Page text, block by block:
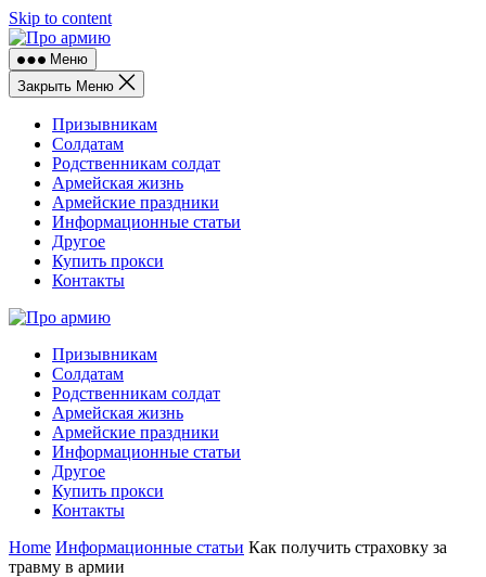
Skip to content
Меню
Закрыть Меню
Призывникам
Солдатам
Родственникам солдат
Армейская жизнь
Армейские праздники
Информационные статьи
Другое
Купить прокси
Контакты
Призывникам
Солдатам
Родственникам солдат
Армейская жизнь
Армейские праздники
Информационные статьи
Другое
Купить прокси
Контакты
Home Информационные статьи Как получить страховку за
травму в армии